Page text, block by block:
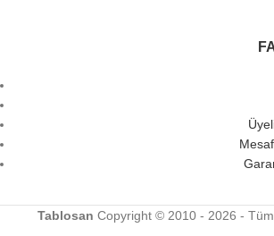
Tablosan Copyright © 2010 - 2026 - Tüm